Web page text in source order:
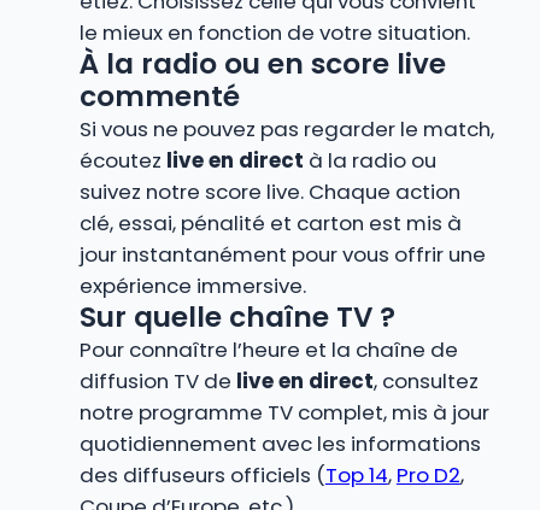
le mieux en fonction de votre situation.
À la radio ou en score live
commenté
Si vous ne pouvez pas regarder le match,
écoutez live en direct à la radio ou
suivez notre score live. Chaque action
clé, essai, pénalité et carton est mis à
jour instantanément pour vous offrir une
expérience immersive.
Sur quelle chaîne TV ?
Pour connaître l’heure et la chaîne de
diffusion TV de live en direct, consultez
notre programme TV complet, mis à jour
quotidiennement avec les informations
des diffuseurs officiels (Top 14, Pro D2,